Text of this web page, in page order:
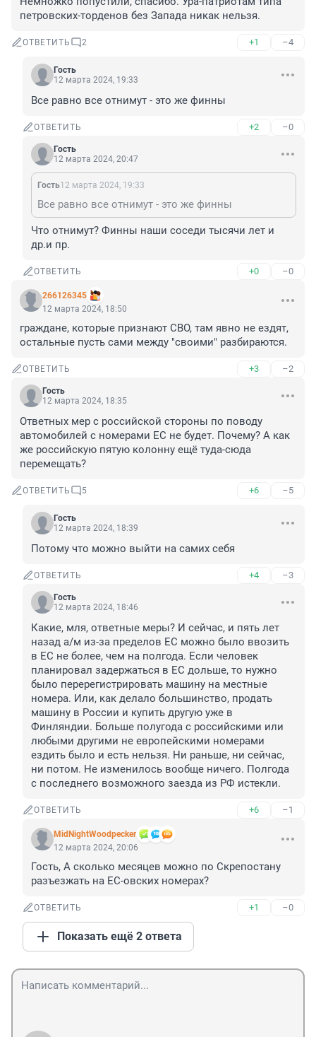
петровских-торденов без Запада никак нельзя.
ОТВЕТИТЬ 2 +1 –4
Гость
12 марта 2024, 19:33
Все равно все отнимут - это же финны
ОТВЕТИТЬ +2 –0
Гость
12 марта 2024, 20:47
Гость12 марта 2024, 19:33
Все равно все отнимут - это же финны
Что отнимут? Финны наши соседи тысячи лет и
др.и пр.
ОТВЕТИТЬ +0 –0
266126345
12 марта 2024, 18:50
граждане, которые признают СВО, там явно не ездят,
остальные пусть сами между "своими" разбираются.
ОТВЕТИТЬ +3 –2
Гость
12 марта 2024, 18:35
Ответных мер с российской стороны по поводу
автомобилей с номерами ЕС не будет. Почему? А как
же российскую пятую колонну ещё туда-сюда
перемещать?
ОТВЕТИТЬ 5 +6 –5
Гость
12 марта 2024, 18:39
Потому что можно выйти на самих себя
ОТВЕТИТЬ +4 –3
Гость
12 марта 2024, 18:46
Какие, мля, ответные меры? И сейчас, и пять лет
назад а/м из-за пределов ЕС можно было ввозить
в ЕС не более, чем на полгода. Если человек
планировал задержаться в ЕС дольше, то нужно
было перерегистрировать машину на местные
номера. Или, как делало большинство, продать
машину в России и купить другую уже в
Финляндии. Больше полугода с российскими или
любыми другими не европейскими номерами
ездить было и есть нельзя. Ни раньше, ни сейчас,
ни потом. Не изменилось вообще ничего. Полгода
с последнего возможного заезда из РФ истекли.
ОТВЕТИТЬ +6 –1
MidNightWoodpecker
12 марта 2024, 20:06
Гость, А сколько месяцев можно по Скрепостану
разъезжать на ЕС-овских номерах?
ОТВЕТИТЬ +1 –0
Показать ещё 2 ответа